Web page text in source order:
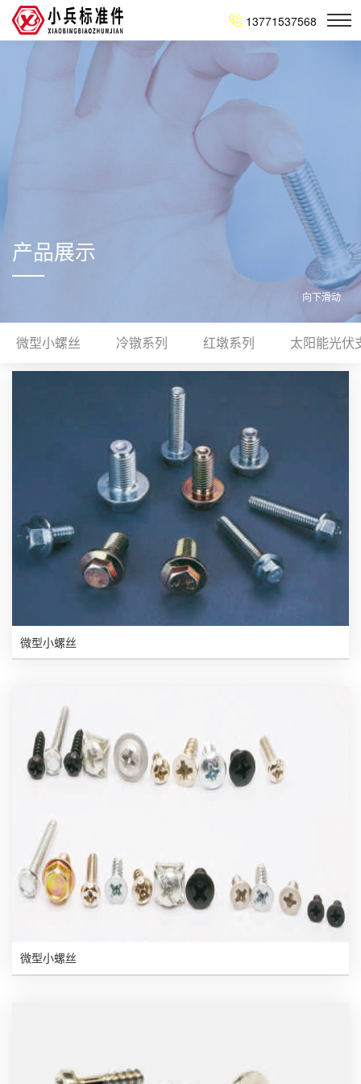
13771537568
产品展示
向下滑动
微型小螺丝 冷镦系列 红墩系列 太阳能光伏
微型小螺丝
微型小螺丝